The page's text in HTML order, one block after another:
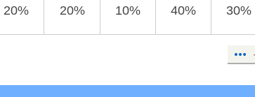
20% 20% 10% 40% 30%